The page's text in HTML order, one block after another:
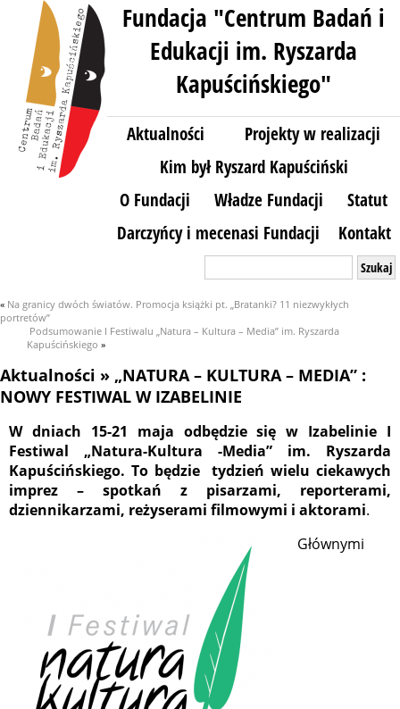
Fundacja "Centrum Badań i
Edukacji im. Ryszarda
Kapuścińskiego"
Aktualności
Projekty w realizacji
Kim był Ryszard Kapuściński
O Fundacji
Władze Fundacji
Statut
Darczyńcy i mecenasi Fundacji
Kontakt
« Na granicy dwóch światów. Promocja książki pt. „Bratanki? 11 niezwykłych
portretów”
Podsumowanie I Festiwalu „Natura – Kultura – Media” im. Ryszarda
Kapuścińskiego »
Aktualności » „NATURA – KULTURA – MEDIA” :
NOWY FESTIWAL W IZABELINIE
W dniach 15-21 maja odbędzie się w Izabelinie I
Festiwal „Natura-Kultura -Media” im. Ryszarda
Kapuścińskiego. To będzie tydzień wielu ciekawych
imprez – spotkań z pisarzami, reporterami,
dziennikarzami, reżyserami filmowymi i aktorami.
Głównymi